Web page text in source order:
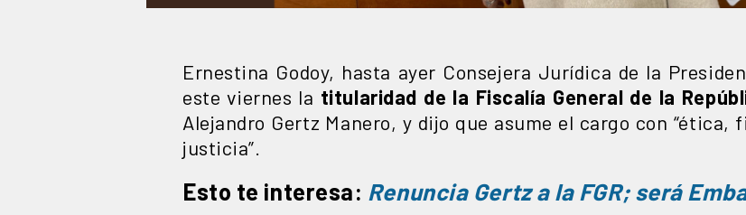
Ernestina Godoy, hasta ayer Consejera Jurídica de la
este viernes la titularidad de la Fiscalía General de la
Alejandro Gertz Manero, y dijo que asume el cargo con “ética,
justicia”.
Esto te interesa: Renuncia Gertz a la FGR; será